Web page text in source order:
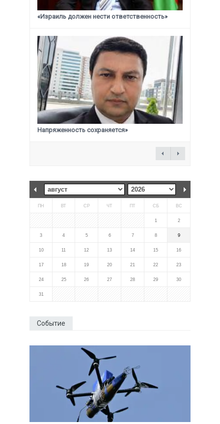
«Израиль должен нести ответственность»
Напряженность сохраняется»
ПН ВТ СР ЧТ ПТ СБ ВС
1 2
3 4 5 6 7 8 9
10 11 12 13 14 15 16
17 18 19 20 21 22 23
24 25 26 27 28 29 30
31
Событие